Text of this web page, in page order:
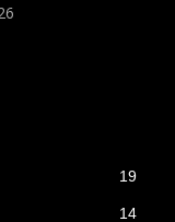
19
14